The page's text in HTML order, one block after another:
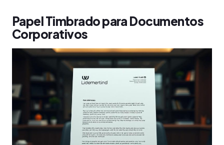
Papel Timbrado para Documentos
Corporativos